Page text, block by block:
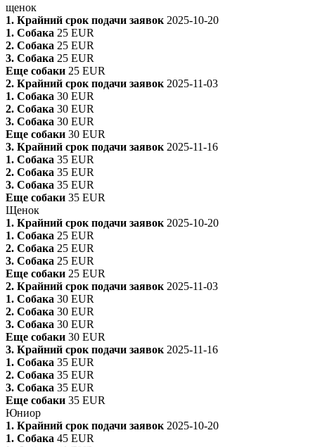
щенок
1. Крайний срок подачи заявок 2025-10-20
1. Собака 25 EUR
2. Собака 25 EUR
3. Собака 25 EUR
Еще собаки 25 EUR
2. Крайний срок подачи заявок 2025-11-03
1. Собака 30 EUR
2. Собака 30 EUR
3. Собака 30 EUR
Еще собаки 30 EUR
3. Крайний срок подачи заявок 2025-11-16
1. Собака 35 EUR
2. Собака 35 EUR
3. Собака 35 EUR
Еще собаки 35 EUR
Щенок
1. Крайний срок подачи заявок 2025-10-20
1. Собака 25 EUR
2. Собака 25 EUR
3. Собака 25 EUR
Еще собаки 25 EUR
2. Крайний срок подачи заявок 2025-11-03
1. Собака 30 EUR
2. Собака 30 EUR
3. Собака 30 EUR
Еще собаки 30 EUR
3. Крайний срок подачи заявок 2025-11-16
1. Собака 35 EUR
2. Собака 35 EUR
3. Собака 35 EUR
Еще собаки 35 EUR
Юниор
1. Крайний срок подачи заявок 2025-10-20
1. Собака 45 EUR